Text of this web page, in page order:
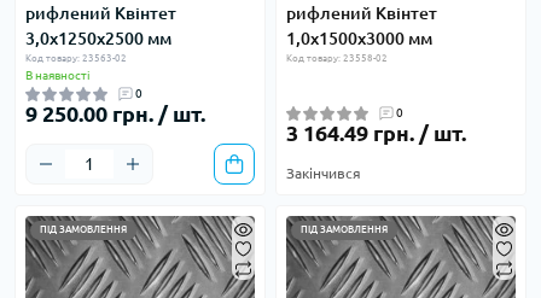
рифлений Квінтет
3,0х1250х2500 мм
Код товару: 23563-02
В наявності
0
9 250.00 грн. / шт.
рифлений Квінтет
1,0х1500х3000 мм
Код товару: 23558-02
0
3 164.49 грн. / шт.
Закінчився
ПІД ЗАМОВЛЕННЯ ПІД ЗАМОВЛЕННЯ